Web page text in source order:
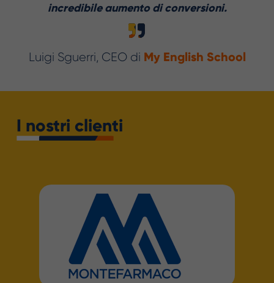
incredibile aumento di conversioni.
Luigi Sguerri, CEO di My English School
I nostri clienti